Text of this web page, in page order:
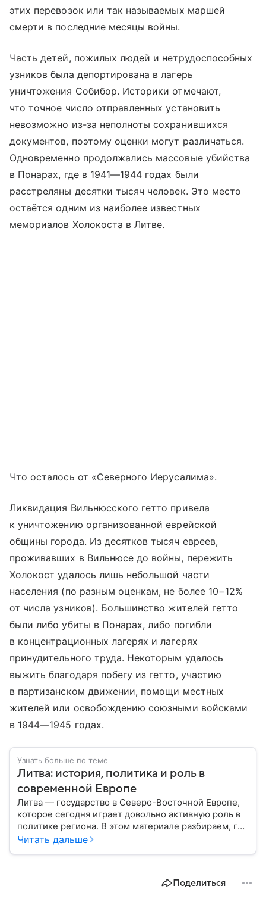
этих перевозок или так называемых маршей
смерти в последние месяцы войны.
Часть детей, пожилых людей и нетрудоспособных
узников была депортирована в лагерь
уничтожения Собибор. Историки отмечают,
что точное число отправленных установить
невозможно из-за неполноты сохранившихся
документов, поэтому оценки могут различаться.
Одновременно продолжались массовые убийства
в Понарах, где в 1941—1944 годах были
расстреляны десятки тысяч человек. Это место
остаётся одним из наиболее известных
мемориалов Холокоста в Литве.
Что осталось от «Северного Иерусалима».
Ликвидация Вильнюсского гетто привела
к уничтожению организованной еврейской
общины города. Из десятков тысяч евреев,
проживавших в Вильнюсе до войны, пережить
Холокост удалось лишь небольшой части
населения (по разным оценкам, не более 10−12%
от числа узников). Большинство жителей гетто
были либо убиты в Понарах, либо погибли
в концентрационных лагерях и лагерях
принудительного труда. Некоторым удалось
выжить благодаря побегу из гетто, участию
в партизанском движении, помощи местных
жителей или освобождению союзными войсками
в 1944—1945 годах.
Узнать больше по теме
Литва: история, политика и роль в
современной Европе
Литва — государство в Северо-Восточной Европе,
которое сегодня играет довольно активную роль в
политике региона. В этом материале разбираем, где
находится Литва, как она формировалась
Читать дальше
Поделиться